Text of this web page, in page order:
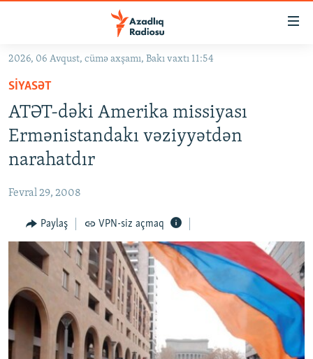
Əsas
qayıt
Əsas
naviqasiyaya
qayıt
Axtarışa
GÜNDƏM
#ƏSLINDƏ
QANUNI DOĞRU
ARAŞDIRMA
MULTIMEDIA
VIDEO
FOTOQALEREYA
İNFOQRAFIKA
KARIKATURA
RADIO ARXIV
OXU ZALI
AZƏRBAYCAN ƏDƏBIYYATI KITABXANASI
İSLAM VƏ DEMOKRATIYA
HAQQIMIZDA
MISSIYAMIZ
PEŞƏ ETIKASI VƏ JURNALISTIKA STANDARTLARIMIZ
BIZI IZLƏ
2026, 06 Avqust, cümə axşamı, Bakı vaxtı 11:54
SIYASƏT
ATƏT-dəki Amerika missiyası
Ermənistandakı vəziyyətdən
narahatdır
Fevral 29, 2008
Paylaş VPN-siz açmaq